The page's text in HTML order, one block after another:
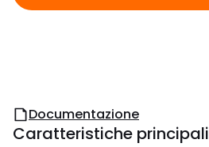
Documentazione
Caratteristiche principali